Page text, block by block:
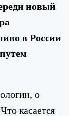
новый
в России
о
касается